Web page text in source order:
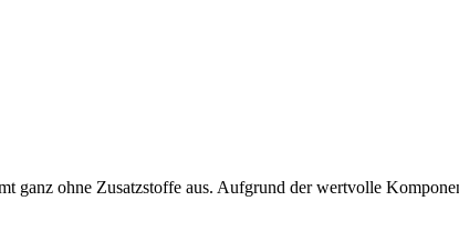
ganz ohne Zusatzstoffe aus. Aufgrund der wertvolle